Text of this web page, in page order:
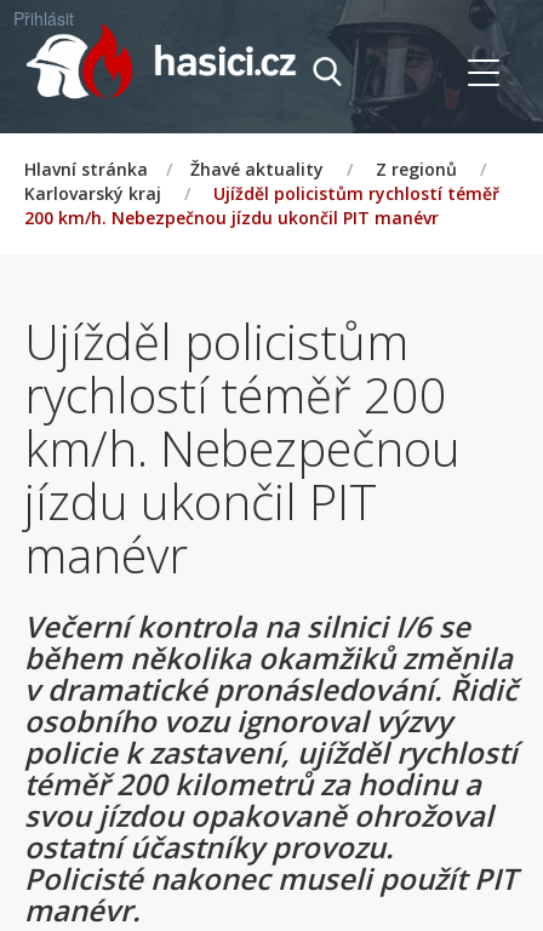
Přihlásit
Hlavní stránka / Žhavé aktuality / Z regionů
/
Karlovarský kraj
/
Ujížděl policistům rychlostí téměř
200 km/h. Nebezpečnou jízdu ukončil PIT manévr
Ujížděl policistům
rychlostí téměř 200
km/h. Nebezpečnou
jízdu ukončil PIT
manévr
Večerní kontrola na silnici I/6 se
během několika okamžiků změnila
v dramatické pronásledování. Řidič
osobního vozu ignoroval výzvy
policie k zastavení, ujížděl rychlostí
téměř 200 kilometrů za hodinu a
svou jízdou opakovaně ohrožoval
ostatní účastníky provozu.
Policisté nakonec museli použít PIT
manévr.